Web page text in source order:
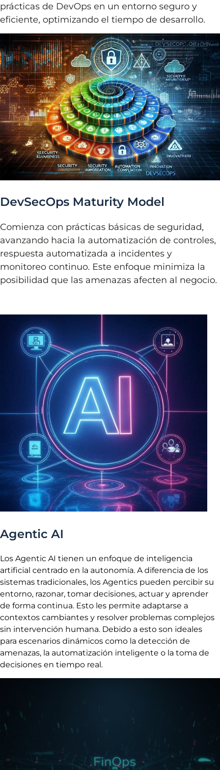
prácticas de DevOps en un entorno seguro y
eficiente, optimizando el tiempo de desarrollo.
DevSecOps Maturity Model
Comienza con prácticas básicas de seguridad,
avanzando hacia la automatización de controles,
respuesta automatizada a incidentes y
monitoreo continuo. Este enfoque minimiza la
posibilidad que las amenazas afecten al negocio.
Agentic AI
Los Agentic AI tienen un enfoque de inteligencia
artificial centrado en la autonomía. A diferencia de los
sistemas tradicionales, los Agentics pueden percibir su
entorno, razonar, tomar decisiones, actuar y aprender
de forma continua. Esto les permite adaptarse a
contextos cambiantes y resolver problemas complejos
sin intervención humana. Debido a esto son ideales
para escenarios dinámicos como la detección de
amenazas, la automatización inteligente o la toma de
decisiones en tiempo real.